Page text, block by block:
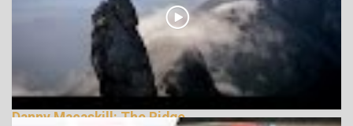
Danny Macaskill: The Ridge